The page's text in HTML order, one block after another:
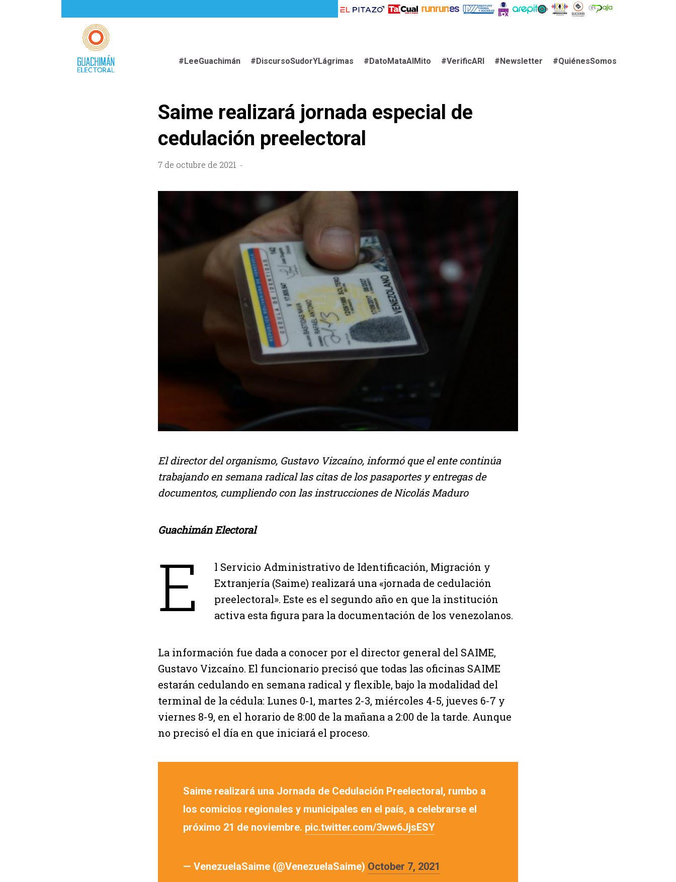
#LeeGuachimán #DiscursoSudorYLágrimas #DatoMataAlMito #VerificARI #Newsletter #QuiénesSomos
Saime realizará jornada especial de
cedulación preelectoral
7 de octubre de 2021
El director del organismo, Gustavo Vizcaíno, informó que el ente continúa
trabajando en semana radical las citas de los pasaportes y entregas de
documentos, cumpliendo con las instrucciones de Nicolás Maduro
Guachimán Electoral
E
l Servicio Administrativo de Identificación, Migración y
Extranjería (Saime) realizará una «jornada de cedulación
preelectoral». Este es el segundo año en que la institución
activa esta figura para la documentación de los venezolanos.
La información fue dada a conocer por el director general del SAIME,
Gustavo Vizcaíno. El funcionario precisó que todas las oficinas SAIME
estarán cedulando en semana radical y flexible, bajo la modalidad del
terminal de la cédula: Lunes 0-1, martes 2-3, miércoles 4-5, jueves 6-7 y
viernes 8-9, en el horario de 8:00 de la mañana a 2:00 de la tarde. Aunque
no precisó el día en que iniciará el proceso.
Saime realizará una Jornada de Cedulación Preelectoral, rumbo a
los comicios regionales y municipales en el país, a celebrarse el
próximo 21 de noviembre. pic.twitter.com/3ww6JjsESY
— VenezuelaSaime (@VenezuelaSaime) October 7, 2021